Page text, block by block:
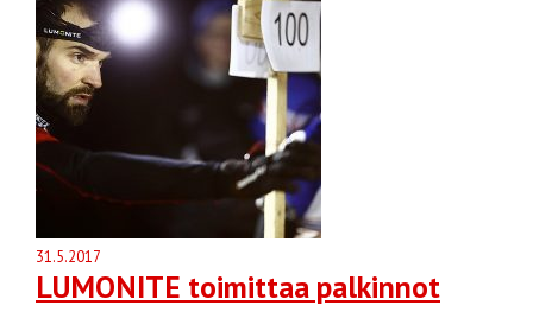
31.5.2017
LUMONITE toimittaa palkinnot